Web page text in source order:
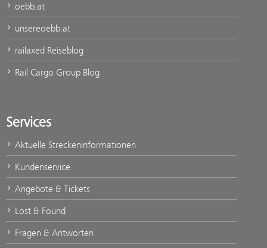
oebb.at
unsereoebb.at
railaxed Reiseblog
Rail Cargo Group Blog
Services
Aktuelle Streckeninformationen
Kundenservice
Angebote & Tickets
Lost & Found
Fragen & Antworten